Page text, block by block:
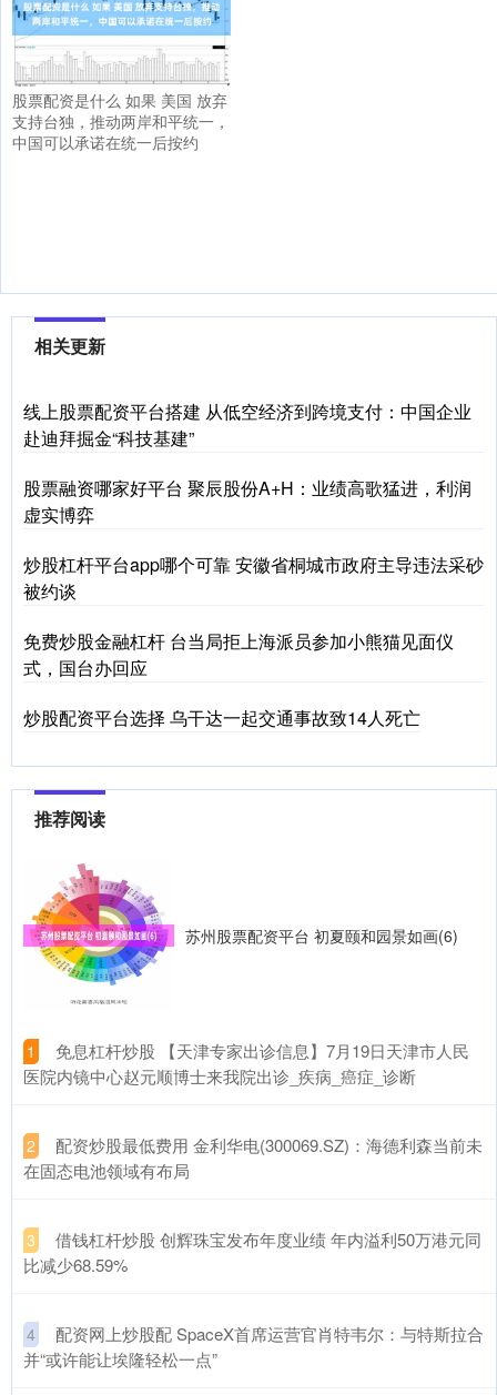
股票配资是什么 如果 美国 放弃
支持台独，推动两岸和平统一，
中国可以承诺在统一后按约
相关更新
线上股票配资平台搭建 从低空经济到跨境支付：中国企业
赴迪拜掘金“科技基建”
股票融资哪家好平台 聚辰股份A+H：业绩高歌猛进，利润
虚实博弈
炒股杠杆平台app哪个可靠 安徽省桐城市政府主导违法采砂
被约谈
免费炒股金融杠杆 台当局拒上海派员参加小熊猫见面仪
式，国台办回应
炒股配资平台选择 乌干达一起交通事故致14人死亡
推荐阅读
苏州股票配资平台 初夏颐和园景如画(6)
1
​免息杠杆炒股 【天津专家出诊信息】7月19日天津市人民
医院内镜中心赵元顺博士来我院出诊_疾病_癌症_诊断
2
​配资炒股最低费用 金利华电(300069.SZ)：海德利森当前未
在固态电池领域有布局
3
​借钱杠杆炒股 创辉珠宝发布年度业绩 年内溢利50万港元同
比减少68.59%
4
​配资网上炒股配 SpaceX首席运营官肖特韦尔：与特斯拉合
并“或许能让埃隆轻松一点”